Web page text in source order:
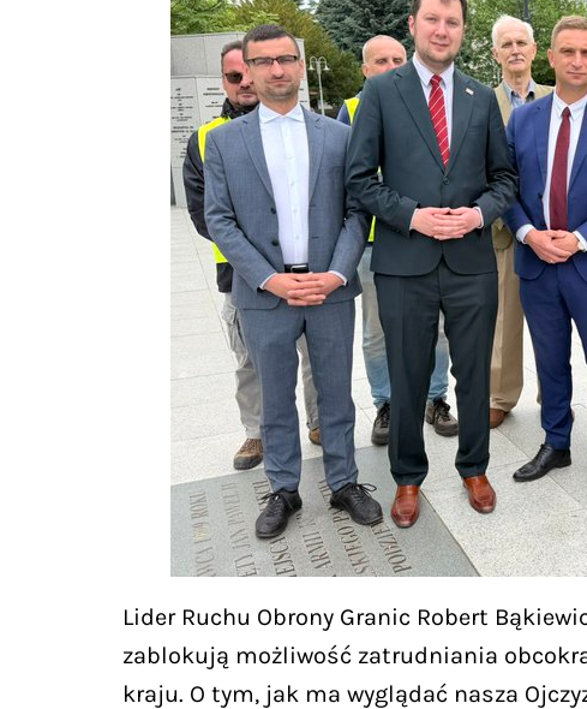
Lider Ruchu Obrony Granic Robert
zablokują możliwość zatrudniania
kraju. O tym, jak ma wyglądać nasza